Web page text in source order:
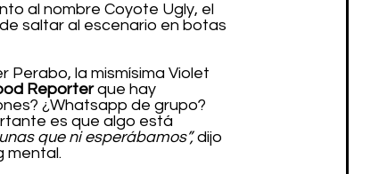
al nombre Coyote Ugly, el
saltar al escenario en botas
Perabo, la mismísima Violet
Reporter que hay
¿Whatsapp de grupo?
es que algo está
que ni esperábamos”, dijo
mental.